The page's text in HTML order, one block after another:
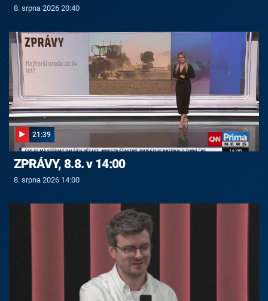
8. srpna 2026 20:40
21:39
ZPRÁVY, 8.8. v 14:00
8. srpna 2026 14:00